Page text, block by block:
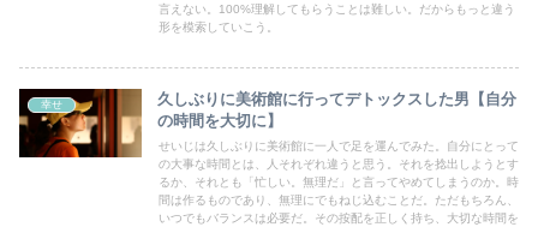
言えない。100%理解してもらうことは難しい。だからもっと違う
形を模索していこう。
幸せ
久しぶりに美術館に行ってデトックスした男【自分
の時間を大切に】
せいじは久しぶりに美術館に一人で足を運んでみた。自分にとって
の大事な時間とは、人それぞれ違うと思う。それを捻出しようとす
るか、それとも「忙しい。無理だ」と言ってやめてしまうのか。時
間は作るものであり、無理にでもねじ込むことだ。ただもちろん、
いつでもバランスは必要だ。その按配を正しく持ち、大切な時間を